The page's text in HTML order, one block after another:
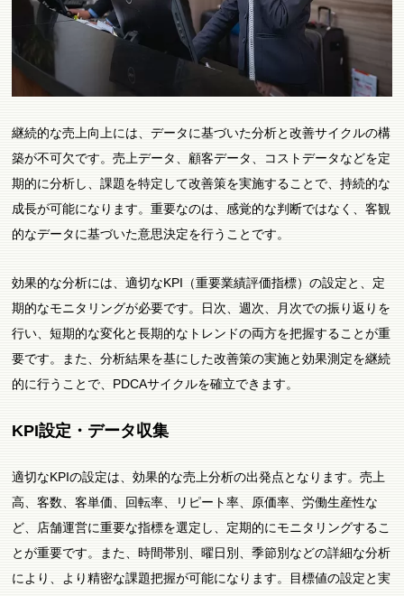
継続的な売上向上には、データに基づいた分析と改善サイクルの構
築が不可欠です。売上データ、顧客データ、コストデータなどを定
期的に分析し、課題を特定して改善策を実施することで、持続的な
成長が可能になります。重要なのは、感覚的な判断ではなく、客観
的なデータに基づいた意思決定を行うことです。
効果的な分析には、適切なKPI（重要業績評価指標）の設定と、定
期的なモニタリングが必要です。日次、週次、月次での振り返りを
行い、短期的な変化と長期的なトレンドの両方を把握することが重
要です。また、分析結果を基にした改善策の実施と効果測定を継続
的に行うことで、PDCAサイクルを確立できます。
KPI設定・データ収集
適切なKPIの設定は、効果的な売上分析の出発点となります。売上
高、客数、客単価、回転率、リピート率、原価率、労働生産性な
ど、店舗運営に重要な指標を選定し、定期的にモニタリングするこ
とが重要です。また、時間帯別、曜日別、季節別などの詳細な分析
により、より精密な課題把握が可能になります。目標値の設定と実